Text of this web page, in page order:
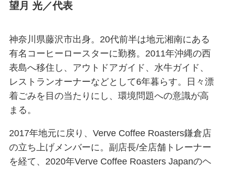
望月 光／代表
神奈川県藤沢市出身。20代前半は地元湘南にある
有名コーヒーロースターに勤務。2011年沖縄の西
表島へ移住し、アウトドアガイド、水牛ガイド、
レストランオーナーなどとして6年暮らす。日々漂
着ごみを目の当たりにし、環境問題への意識が高
まる。
2017年地元に戻り、Verve Coffee Roasters鎌倉店
の立ち上げメンバーに。副店長/全店舗トレーナー
を経て、2020年Verve Coffee Roasters Japanのヘ